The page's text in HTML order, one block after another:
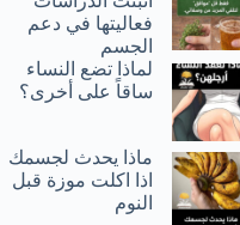
فعاليتها في دعم
الجسم
لماذا تضع النساء
ساقاً على أخرى؟
ماذا يحدث لجسمك
اذا اكلت موزة قبل
النوم